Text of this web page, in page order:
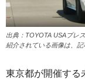
出典：TOYOTA USAプレ
紹介されている画像は、記
東京都が開催する